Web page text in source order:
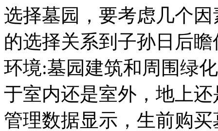
选择墓园，要考虑几个
的选择关系到子孙日后
环境:墓园建筑和周围绿
于室内还是室外，地上
管理数据显示，生前购